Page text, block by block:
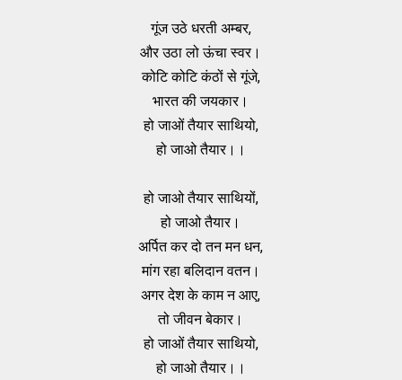
गूंज उठे धरती अम्बर,
और उठा लो ऊंचा स्वर।
कोटि कोटि कंठों से गूंजे,
भारत की जयकार।
हो जाओं तैयार साथियो,
हो जाओ तैयार।।
हो जाओ तैयार साथियों,
हो जाओ तैयार।
अर्पित कर दो तन मन धन,
मांग रहा बलिदान वतन।
अगर देश के काम न आए,
तो जीवन बेकार।
हो जाओं तैयार साथियो,
हो जाओ तैयार।।